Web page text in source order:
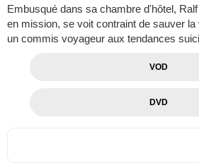
Embusqué dans sa chambre d'hôtel,
en mission, se voit contraint de sauver
un commis voyageur aux tendances
VOD
DVD